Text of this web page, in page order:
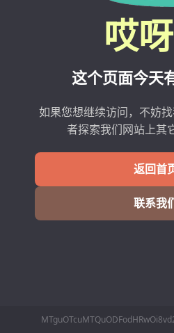
哎呀
这个页面今天
如果您想继续访问，不妨
者探索我们网站上其
返回首
联系我